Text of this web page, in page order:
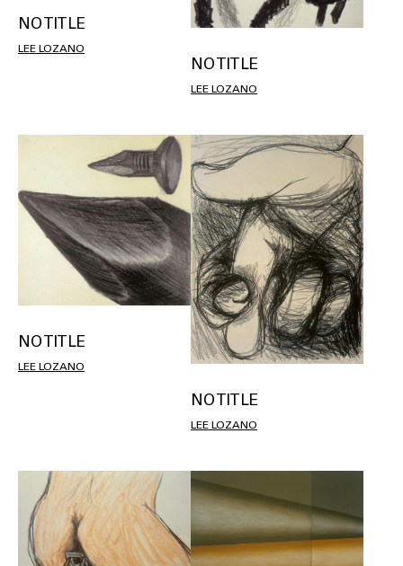
NO TITLE
LEE LOZANO
NO TITLE
LEE LOZANO
NO TITLE
LEE LOZANO
NO TITLE
LEE LOZANO